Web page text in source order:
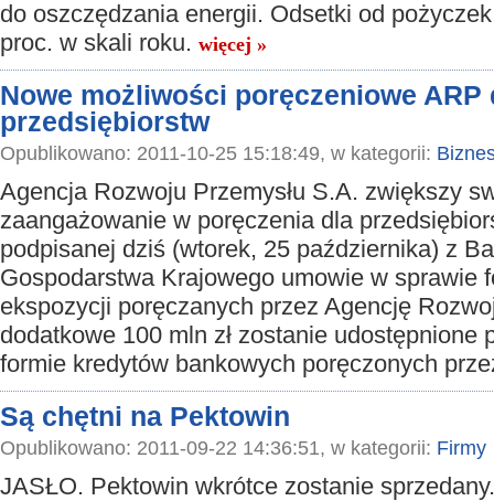
do oszczędzania energii. Odsetki od
proc. w skali roku. więcej »
Nowe możliwości poręczeniowe ARP
przedsiębiorstw
Opublikowano: 2011-10-25 15:18:49, w kategorii:
Agencja Rozwoju Przemysłu S.A. zwiększy
zaangażowanie w poręczenia dla
podpisanej dziś (wtorek, 25 października) z
Gospodarstwa Krajowego umowie w sprawie
ekspozycji poręczanych przez Agencję
dodatkowe 100 mln zł zostanie udostępnione
formie kredytów bankowych poręczonych
Są chętni na Pektowin
Opublikowano: 2011-09-22 14:36:51, w kategorii: Firmy
JASŁO. Pektowin wkrótce zostanie